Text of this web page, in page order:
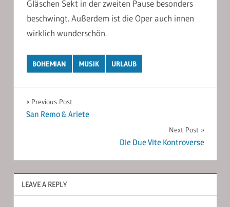
Gläschen Sekt in der zweiten Pause besonders
beschwingt. Außerdem ist die Oper auch innen
wirklich wunderschön.
BOHEMIAN MUSIK URLAUB
Post
Previous Post
San Remo & Ariete
Next Post
Die Due Vite Kontroverse
LEAVE A REPLY